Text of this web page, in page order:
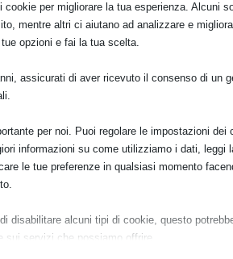
per migliorare la tua esperienza. Alcuni
mentre altri ci aiutano ad analizzare e
opzioni e fai la tua scelta.
assicurati di aver ricevuto il consenso di un
per noi. Puoi regolare le impostazioni dei
informazioni su come utilizziamo i dati, leggi
le tue preferenze in qualsiasi momento
disabilitare alcuni tipi di cookie, questo
sui servizi che possiamo offrire.